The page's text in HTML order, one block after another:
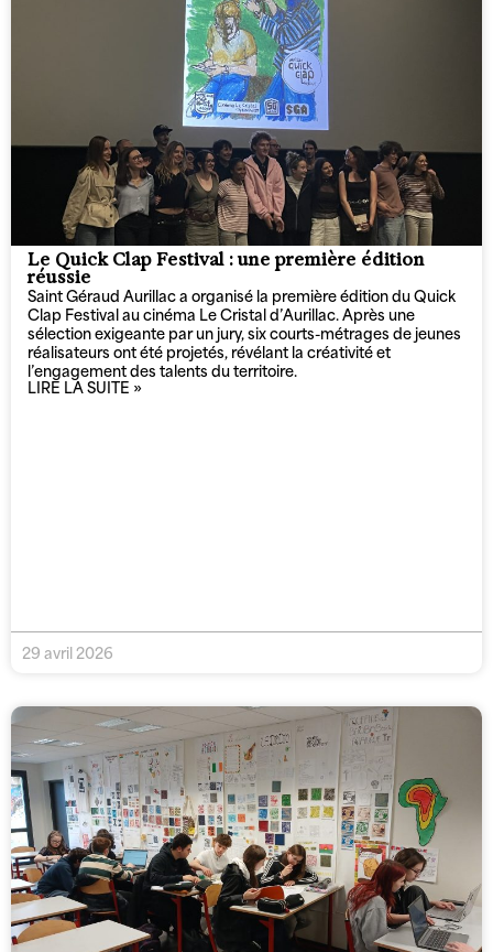
Le Quick Clap Festival : une première édition
réussie
Saint Géraud Aurillac a organisé la première édition du Quick
Clap Festival au cinéma Le Cristal d’Aurillac. Après une
sélection exigeante par un jury, six courts-métrages de jeunes
réalisateurs ont été projetés, révélant la créativité et
l’engagement des talents du territoire.
LIRE LA SUITE »
29 avril 2026